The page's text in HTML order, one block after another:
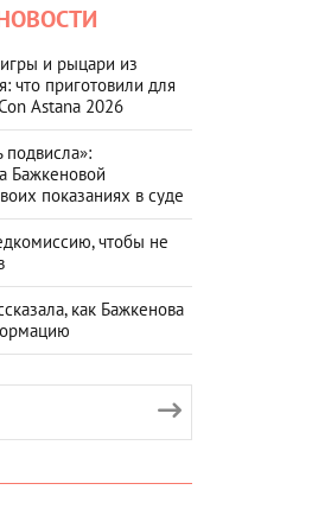
и рыцари из
что приготовили для
Astana 2026
подвисла»:
Бажкеновой
показаниях в суде
чтобы не
как Бажкенова